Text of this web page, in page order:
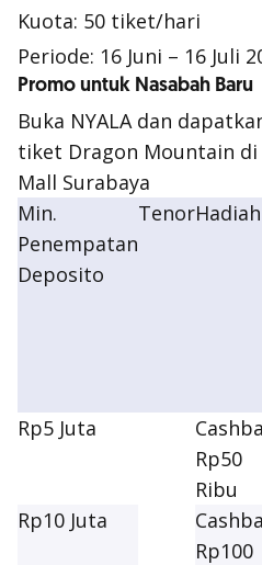
Kuota: 50 tiket/hari
Periode: 16 Juni – 16 Juli
Promo untuk Nasabah Baru
Buka NYALA dan
tiket Dragon Mountain
Mall Surabaya
Min.
Penempatan
Deposito
TenorHadiah
Rp5 Juta
Rp50
Ribu
Rp10 Juta
Rp100